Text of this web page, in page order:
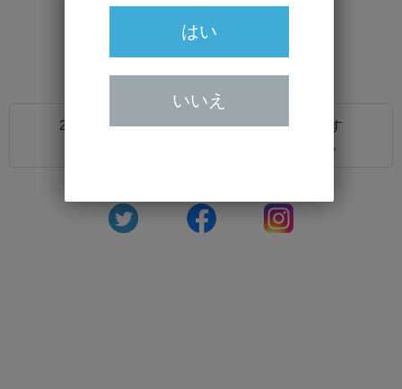
20歳未満の方の飲酒は法律で禁止されています
20歳未満の方に対しては酒類を販売しません
はい
いいえ